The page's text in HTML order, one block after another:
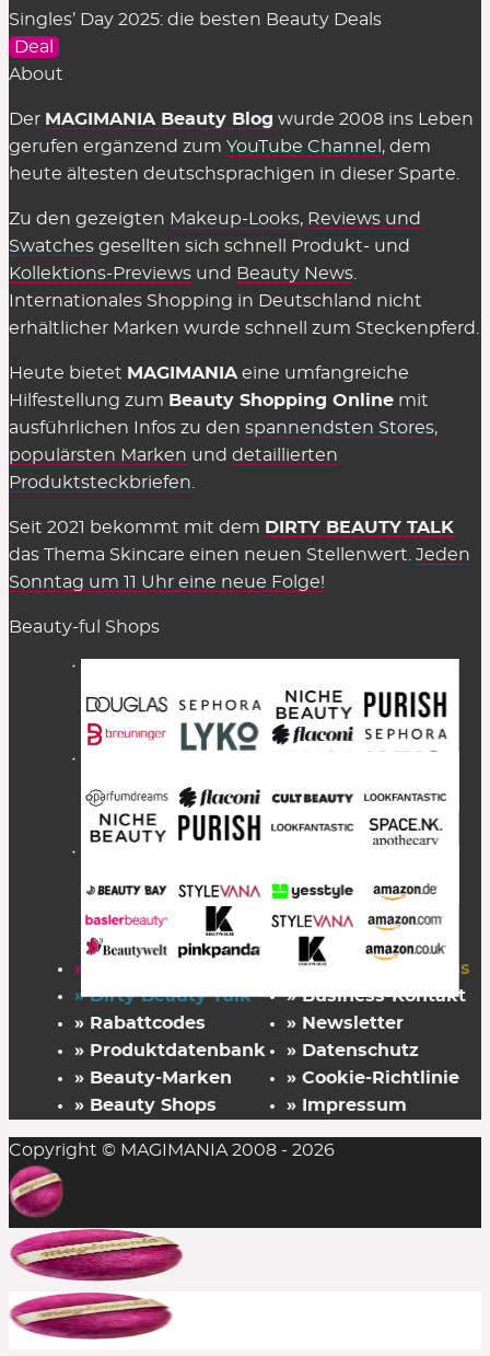
Singles’ Day 2025: die besten Beauty Deals
Deal
About
Der MAGIMANIA Beauty Blog wurde 2008 ins Leben
gerufen ergänzend zum YouTube Channel , dem
heute ältesten deutschsprachigen in dieser Sparte.
Zu den gezeigten Makeup-Looks, Reviews und
Swatches gesellten sich schnell Produkt- und
Kollektions-Previews und Beauty News
Internationales Shopping in Deutschland nicht
erhältlicher Marken wurde schnell zum Steckenpferd.
Heute bietet MAGIMANIA eine umfangreiche
Hilfestellung zum Beauty Shopping Online mit
ausführlichen Infos zu den spannendsten Stores,
populärsten Marken und detaillierten
Produktsteckbriefen
Seit 2021 bekommt mit dem DIRTY BEAUTY TALK
das Thema Skincare einen neuen Stellenwert. Jeden
Sonntag um 11 Uhr eine neue Folge!
Beauty-ful Shops
» Startseite
» Dirty Beauty Talk
» Rabattcodes
» Produktdatenbank
» Beauty-Marken
» Beauty Shops
» FAZ Kaufkompass
» Business-Kontakt
» Newsletter
» Datenschutz
» Cookie-Richtlinie
» Impressum
Copyright © MAGIMANIA 2008 - 2026